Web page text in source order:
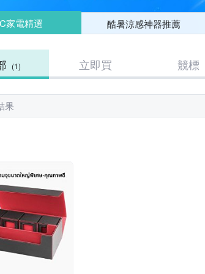
家電精選 酷暑涼感神器推薦
(1) 立即買 競標
果